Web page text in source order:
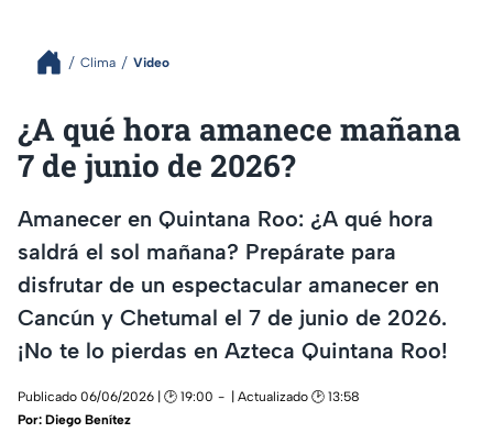
Clima Video
¿A qué hora amanece mañana
7 de junio de 2026?
Amanecer en Quintana Roo: ¿A qué hora
saldrá el sol mañana? Prepárate para
disfrutar de un espectacular amanecer en
Cancún y Chetumal el 7 de junio de 2026.
¡No te lo pierdas en Azteca Quintana Roo!
Publicado 06/06/2026 | 🕑 19:00
| Actualizado 🕑 13:58
Por: Diego Benítez